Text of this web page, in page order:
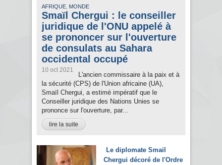
AFRIQUE, MONDE
Smaïl Chergui : le conseiller
juridique de l'ONU appelé à
se prononcer sur l'ouverture
de consulats au Sahara
occidental occupé
10 oct 2021
L'ancien commissaire à la paix et à
la sécurité (CPS) de l'Union africaine (UA),
Smaïl Chergui, a estimé impératif que le
Conseiller juridique des Nations Unies se
prononce sur l'ouverture, par...
lire la suite
Le diplomate Smail
Chergui décoré de l'Ordre